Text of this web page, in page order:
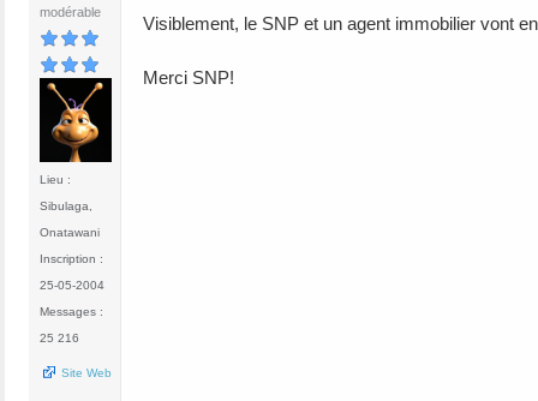
modérable
Lieu :
Sibulaga,
Onatawani
Inscription :
25-05-2004
Messages :
25 216
Site Web
Visiblement, le SNP et un agent immobilier vont
Merci SNP!